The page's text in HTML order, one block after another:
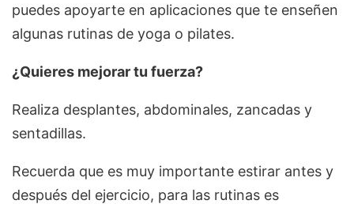
puedes apoyarte en aplicaciones que te enseñen
algunas rutinas de yoga o pilates.
¿Quieres mejorar tu fuerza?
Realiza desplantes, abdominales, zancadas y
sentadillas.
Recuerda que es muy importante estirar antes y
después del ejercicio, para las rutinas es